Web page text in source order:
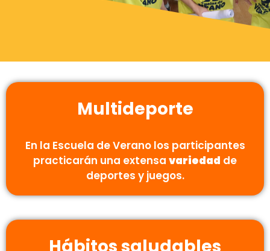
Multideporte
En la Escuela de Verano los participantes
practicarán una extensa variedad de
deportes y juegos.
Hábitos saludables